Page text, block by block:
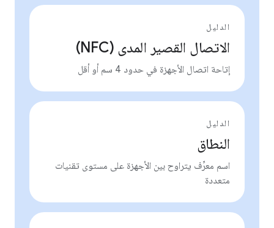
الدليل
الاتصال القصير المدى (NFC)
إتاحة اتصال الأجهزة في حدود 4 سم أو أقل
الدليل
النطاق
اسم معرِّف يتراوح بين الأجهزة على مستوى تقنيات
متعددة